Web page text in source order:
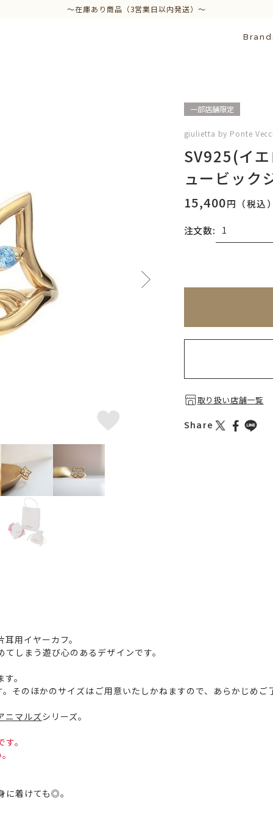
～在庫あり商品（3営業日以内発送）～
一部店舗限定
giulietta by Ponte
SV925(イ
ュービック
15,400円（税込
注文数:
取り扱い店舗一覧
Share
用イヤーカフ。
しまう遊び心のあるデザインです。
。
そのほかのサイズはご用意いたしかねますので、あらかじめご
ニマルズシリーズ。
。
に着けても◎。